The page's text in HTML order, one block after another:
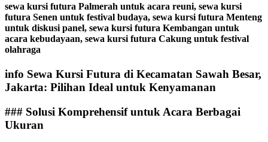
sewa kursi futura Palmerah untuk acara reuni, sewa kursi
futura Senen untuk festival budaya, sewa kursi futura Menteng
untuk diskusi panel, sewa kursi futura Kembangan untuk
acara kebudayaan, sewa kursi futura Cakung untuk festival
olahraga
info Sewa Kursi Futura di Kecamatan Sawah Besar,
Jakarta: Pilihan Ideal untuk Kenyamanan
### Solusi Komprehensif untuk Acara Berbagai
Ukuran